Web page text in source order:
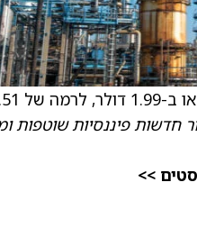
חדשות פיננסיות שוטפות
>>